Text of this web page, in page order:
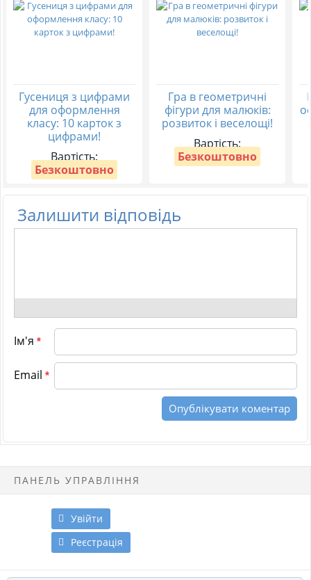
Гусениця з цифрами
для оформлення
класу: 10 карток з
цифрами!
Вартість:
Безкоштовно
Гра в геометричні
фігури для малюків:
розвиток і веселощі!
Вартість:
Безкоштовно
Залишити відповідь
Ім'я *
Email *
ПАНЕЛЬ УПРАВЛІННЯ
Увійти
Реєстрація